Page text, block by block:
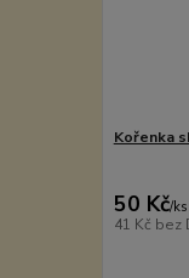
Kořenka
50 Kč/ks
41 Kč bez